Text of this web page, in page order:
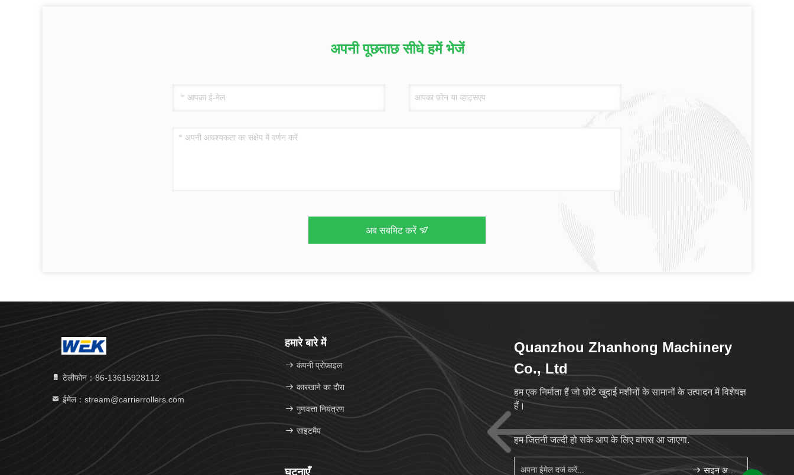
अपनी पूछताछ सीधे हमें भेजें
अब सबमिट करें
टेलीफोन：86-13615928112
ईमेल：stream@carrierrollers.com
हमारे बारे में
कंपनी प्रोफ़ाइल
कारखाने का दौरा
गुणवत्ता नियंत्रण
साइटमैप
घटनाएँ
Quanzhou Zhanhong Machinery
Co., Ltd
हम एक निर्माता हैं जो छोटे खुदाई मशीनों के सामानों के उत्पादन में विशेषज्ञ
हैं।
हम जितनी जल्दी हो सके आप के लिए वापस आ जाएगा.
साइन अप करें